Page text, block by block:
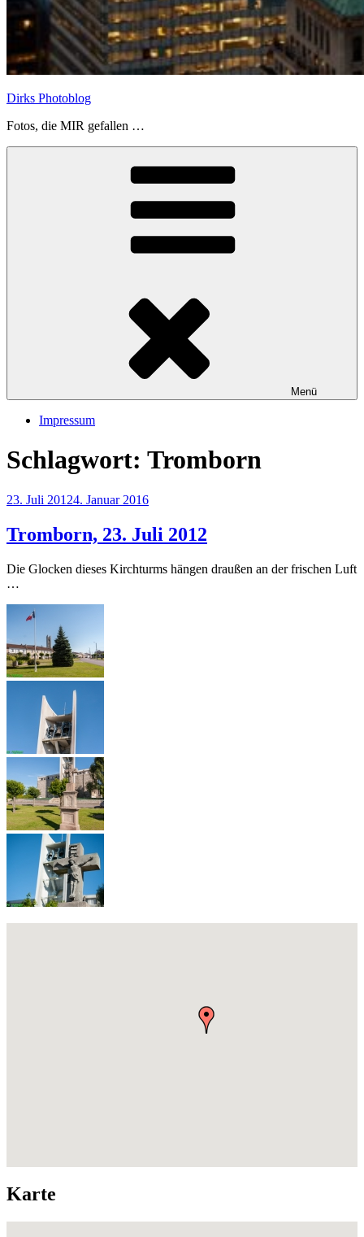
Dirks Photoblog
Fotos, die MIR gefallen …
Menü
Impressum
Schlagwort: Tromborn
Veröffentlicht
23. Juli 20124. Januar 2016
Tromborn, 23. Juli 2012
Die Glocken dieses Kirchturms hängen draußen an der frischen Luft
…
Karte